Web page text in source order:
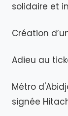
solidaire et
Création
Adieu au
Métro
signée